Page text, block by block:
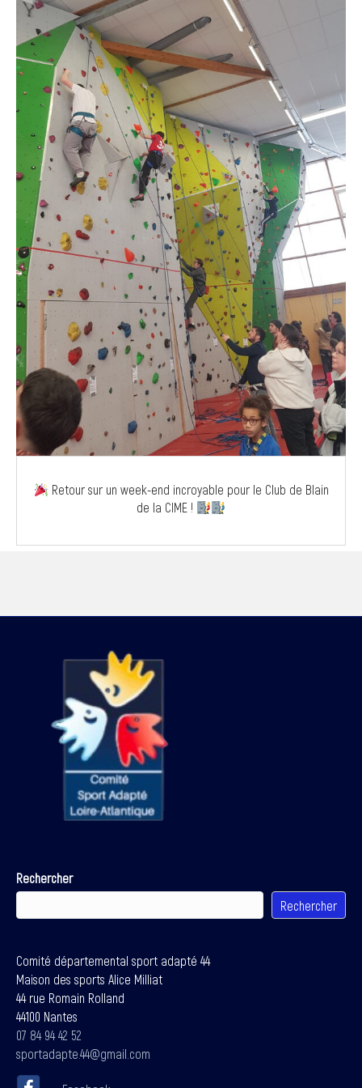
Retour sur un week-end incroyable pour le Club de Blain
de la CIME !
Rechercher
Rechercher
Comité départemental sport adapté 44
Maison des sports Alice Milliat
44 rue Romain Rolland
44100 Nantes
07 84 94 42 52
sportadapte.44@gmail.com